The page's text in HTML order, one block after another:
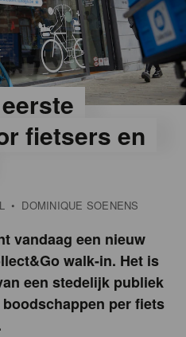
fietsers en
• DOMINIQUE SOENENS
vandaag een nieuw
walk-in. Het is
een stedelijk publiek
per fiets